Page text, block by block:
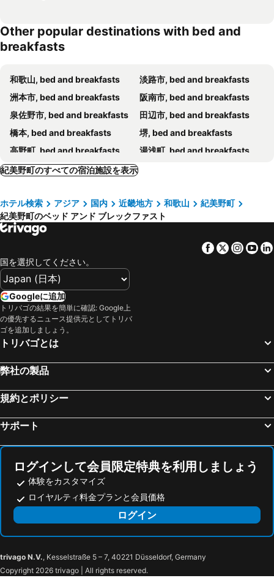
Other popular destinations with bed and
breakfasts
和歌山, bed and breakfasts
淡路市, bed and breakfasts
洲本市, bed and breakfasts
阪南市, bed and breakfasts
泉佐野市, bed and breakfasts
田辺市, bed and breakfasts
橋本, bed and breakfasts
堺, bed and breakfasts
高野町, bed and breakfasts
湯浅町, bed and breakfasts
岬町, bed and breakfasts
河内長野, bed and breakfasts
海南, bed and breakfasts
紀美野町のすべての宿泊施設を表示
ホテル検索 アジア 国内 近畿地方 和歌山
紀美野町
紀美野町のベッド アンド ブレックファスト
Facebook
Twitter
国を選択してください。
Googleに追加
トリバゴの結果を簡単に確認: Google上
の優先するニュース提供元としてトリバ
ゴを追加しましょう。
トリバゴとは
弊社の製品
規約とポリシー
サポート
ログインして会員限定特典を利用しましょう
体験をカスタマイズ
ロイヤルティ料金プランと会員価格
ログイン
trivago N.V., Kesselstraße 5 – 7, 40221 Düsseldorf, Germany
Copyright 2026 trivago | All rights reserved.